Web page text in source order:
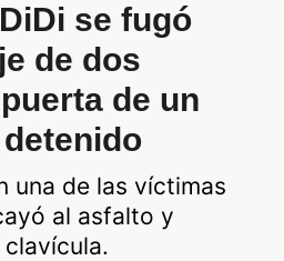
se fugó
de dos
de un
una de las víctimas
al asfalto y